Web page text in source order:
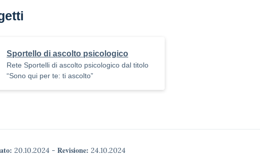
Sportello di ascolto psicologico
Rete Sportelli di ascolto psicologico dal titolo
“Sono qui per te: ti ascolto”
20.10.2024 - Revisione: 24.10.2024